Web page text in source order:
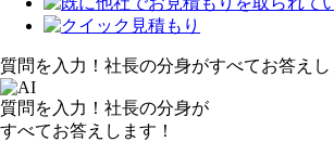
質問を入力！社長の分身がすべてお答えし
質問を入力！社長の分身が
すべてお答えします！